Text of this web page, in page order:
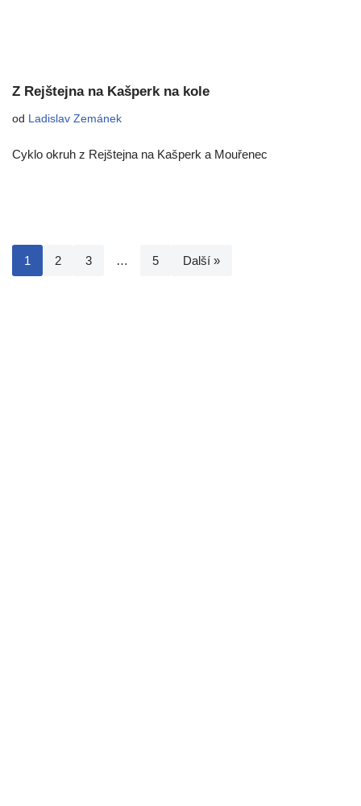
Z Rejštejna na Kašperk na kole
od Ladislav Zemánek
Cyklo okruh z Rejštejna na Kašperk a Mouřenec
1 2 3 … 5 Další »